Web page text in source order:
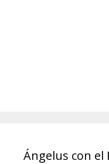
Ángelus con el